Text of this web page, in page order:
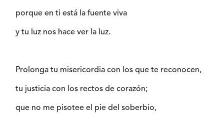
porque en ti está la fuente viva
y tu luz nos hace ver la luz.
Prolonga tu misericordia con los que te reconocen,
tu justicia con los rectos de corazón;
que no me pisotee el pie del soberbio,